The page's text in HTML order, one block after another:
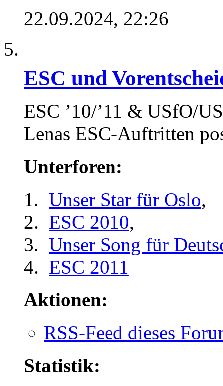
22.09.2024, 22:26
ESC und
ESC ’10/’11 & USfO/
Lenas ESC-Auftritten
Unterforen:
Unser Star für Oslo,
ESC 2010,
Unser Song für
ESC 2011
Aktionen:
RSS-Feed dieses
Statistik: